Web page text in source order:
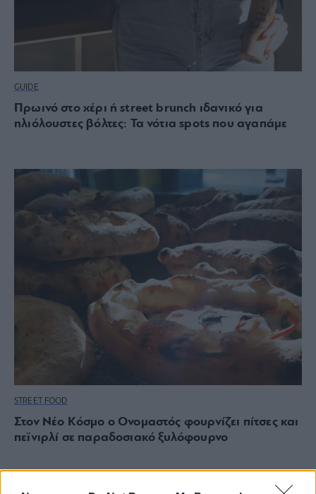
GUIDE
Πρωινό στο χέρι ή street brunch ιδανικό για
ηλιόλουστες βόλτες: Τα νότια spots που αγαπάμε
STREET FOOD
Στον Νέο Κόσμο ο Ονομαστός φουρνίζει πίτσες και
πεϊνιρλί σε παραδοσιακό ξυλόφουρνο